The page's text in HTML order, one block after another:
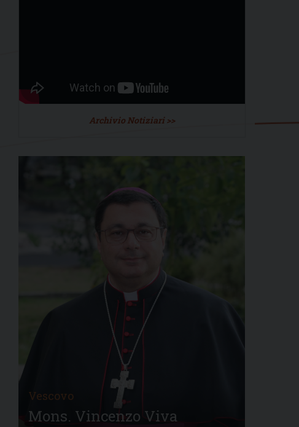
Archivio Notiziari >>
Vescovo
Mons. Vincenzo Viva